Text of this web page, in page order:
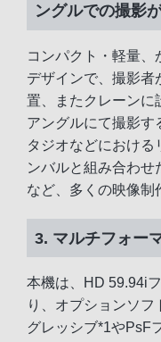
ングルでの撮影
コンパクト・軽量
デザインで、撮影者
置、またクレーンに
アングルにて撮影す
タジオなどにおける
ンバルと組み合わせ
など、多くの映像制
3. マルチフォー
本機は、HD 59.94i
り、オプションソフ
グレッシブ*1やPsF